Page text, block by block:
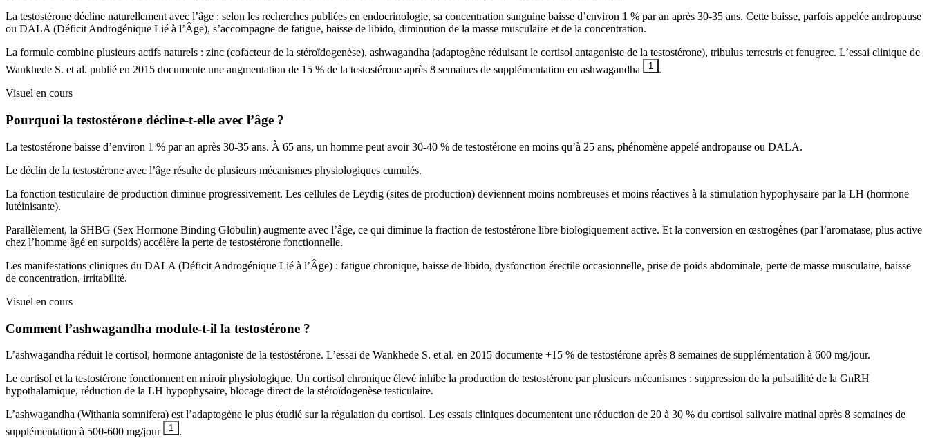
La testostérone décline naturellement avec l’âge : selon les recherches publiées en endocrinologie, sa concentration sanguine baisse d’environ 1 % par an après 30-35 ans. Cette baisse, parfois appelée andropause
ou DALA (Déficit Androgénique Lié à l’Âge), s’accompagne de fatigue, baisse de libido, diminution de la masse musculaire et de la concentration.
La formule combine plusieurs actifs naturels : zinc (cofacteur de la stéroïdogenèse), ashwagandha (adaptogène réduisant le cortisol antagoniste de la testostérone), tribulus terrestris et fenugrec. L’essai clinique de
Wankhede S. et al. publié en 2015 documente une augmentation de 15 % de la testostérone après 8 semaines de supplémentation en ashwagandha
1 .
Visuel en cours
Pourquoi la testostérone décline-t-elle avec l’âge ?
La testostérone baisse d’environ 1 % par an après 30-35 ans. À 65 ans, un homme peut avoir 30-40 % de testostérone en moins qu’à 25 ans, phénomène appelé andropause ou DALA.
Le déclin de la testostérone avec l’âge résulte de plusieurs mécanismes physiologiques cumulés.
La fonction testiculaire de production diminue progressivement. Les cellules de Leydig (sites de production) deviennent moins nombreuses et moins réactives à la stimulation hypophysaire par la LH (hormone
lutéinisante).
Parallèlement, la SHBG (Sex Hormone Binding Globulin) augmente avec l’âge, ce qui diminue la fraction de testostérone libre biologiquement active. Et la conversion en œstrogènes (par l’aromatase, plus active
chez l’homme âgé en surpoids) accélère la perte de testostérone fonctionnelle.
Les manifestations cliniques du DALA (Déficit Androgénique Lié à l’Âge) : fatigue chronique, baisse de libido, dysfonction érectile occasionnelle, prise de poids abdominale, perte de masse musculaire, baisse
de concentration, irritabilité.
Visuel en cours
Comment l’ashwagandha module-t-il la testostérone ?
L’ashwagandha réduit le cortisol, hormone antagoniste de la testostérone. L’essai de Wankhede S. et al. en 2015 documente +15 % de testostérone après 8 semaines de supplémentation à 600 mg/jour.
Le cortisol et la testostérone fonctionnent en miroir physiologique. Un cortisol chronique élevé inhibe la production de testostérone par plusieurs mécanismes : suppression de la pulsatilité de la GnRH
hypothalamique, réduction de la LH hypophysaire, blocage direct de la stéroïdogenèse testiculaire.
L’ashwagandha (Withania somnifera) est l’adaptogène le plus étudié sur la régulation du cortisol. Les essais cliniques documentent une réduction de 20 à 30 % du cortisol salivaire matinal après 8 semaines de
supplémentation à 500-600 mg/jour
1 .